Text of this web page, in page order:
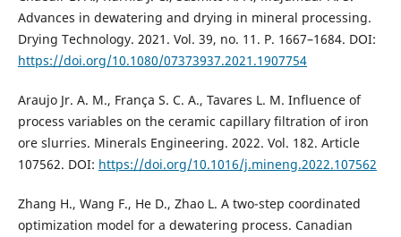
Advances in dewatering and drying in mineral processing.
Drying Technology. 2021. Vol. 39, no. 11. P. 1667–1684. DOI:
https://doi.org/10.1080/07373937.2021.1907754
Araujo Jr. A. M., França S. C. A., Tavares L. M. Influence of
process variables on the ceramic capillary filtration of iron
ore slurries. Minerals Engineering. 2022. Vol. 182. Article
107562. DOI: https://doi.org/10.1016/j.mineng.2022.107562
Zhang H., Wang F., He D., Zhao L. A two-step coordinated
optimization model for a dewatering process. Canadian